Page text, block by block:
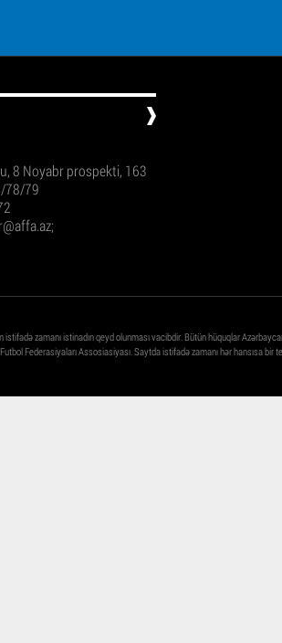
8 Noyabr prospekti, 163
78/79
;
zamanı istinadın qeyd olunması vacibdir. Bütün hüquqlar
Federasiyaları Assosiasiyası. Saytda istifadə zamanı hər hansısa